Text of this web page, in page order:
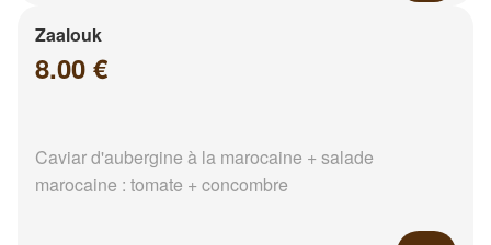
Zaalouk
8.00 €
Caviar d'aubergine à la marocaine + salade
marocaine : tomate + concombre